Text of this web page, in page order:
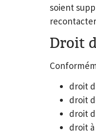
soient
Droit
droit
droit
droit
droit